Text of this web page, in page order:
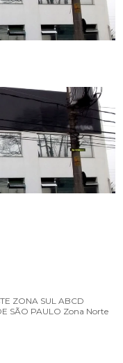
ZONA SUL ABCD
SÃO PAULO Zona Norte